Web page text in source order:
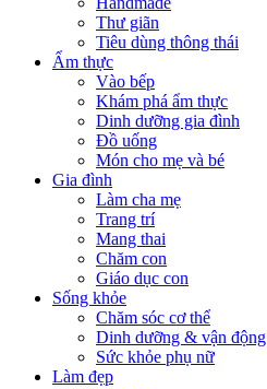
Thư giãn
Tiêu dùng thông thái
Ẩm thực
Vào bếp
Khám phá ẩm thực
Dinh dưỡng gia đình
Đồ uống
Món cho mẹ và bé
Gia đình
Làm cha mẹ
Trang trí
Mang thai
Chăm con
Giáo dục con
Sống khỏe
Chăm sóc cơ thể
Dinh dưỡng & vận động
Sức khỏe phụ nữ
Làm đẹp